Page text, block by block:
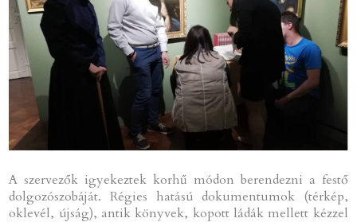
A szervezők igyekeztek korhű módon berendezni a festő
dolgozószobáját. Régies hatású dokumentumok (térkép,
oklevél, újság), antik könyvek, kopott ládák mellett kézzel